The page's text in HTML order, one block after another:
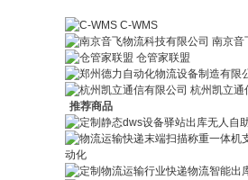
C-WMS
南京音
仓管家联盟
杭州凯立通
推荐商品
动化